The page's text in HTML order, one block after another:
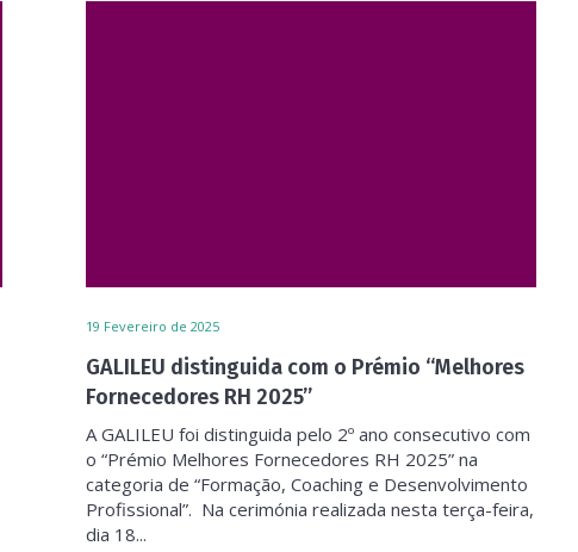
19 Fevereiro de 2025
GALILEU distinguida com o Prémio “Melhores
Fornecedores RH 2025”
A GALILEU foi distinguida pelo 2º ano consecutivo com
o “Prémio Melhores Fornecedores RH 2025” na
categoria de “Formação, Coaching e Desenvolvimento
Profissional”. Na cerimónia realizada nesta terça-feira,
dia 18...